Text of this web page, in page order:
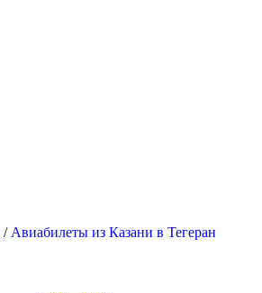
/ Авиабилеты из Казани в Тегеран